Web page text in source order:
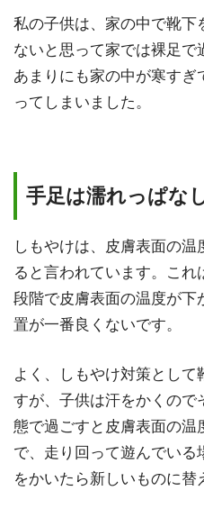
私の子供は、家の中で靴下
ないと思って家では裸足で
あまりにも家の中が寒すぎ
ってしまいました。
手足は濡れっぱな
しもやけは、皮膚表面の
ると言われています。これ
段階で皮膚表面の温度が下
置が一番良くないです。
よく、しもやけ対策として
すが、子供は汗をかくので
態で過ごすと皮膚表面の温
で、走り回って遊んでい
をかいたら新しいものに替